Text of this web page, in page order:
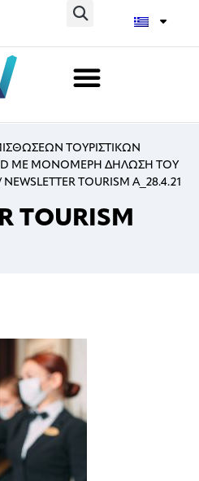
ΤΟΥΡΙΣΤΙΚΩΝ
ΜΕ ΜΟΝΟΜΕΡΗ ΔΗΛΩΣΗ ΤΟΥ
NEWSLETTER TOURISM A_28.4.21
TOURISM